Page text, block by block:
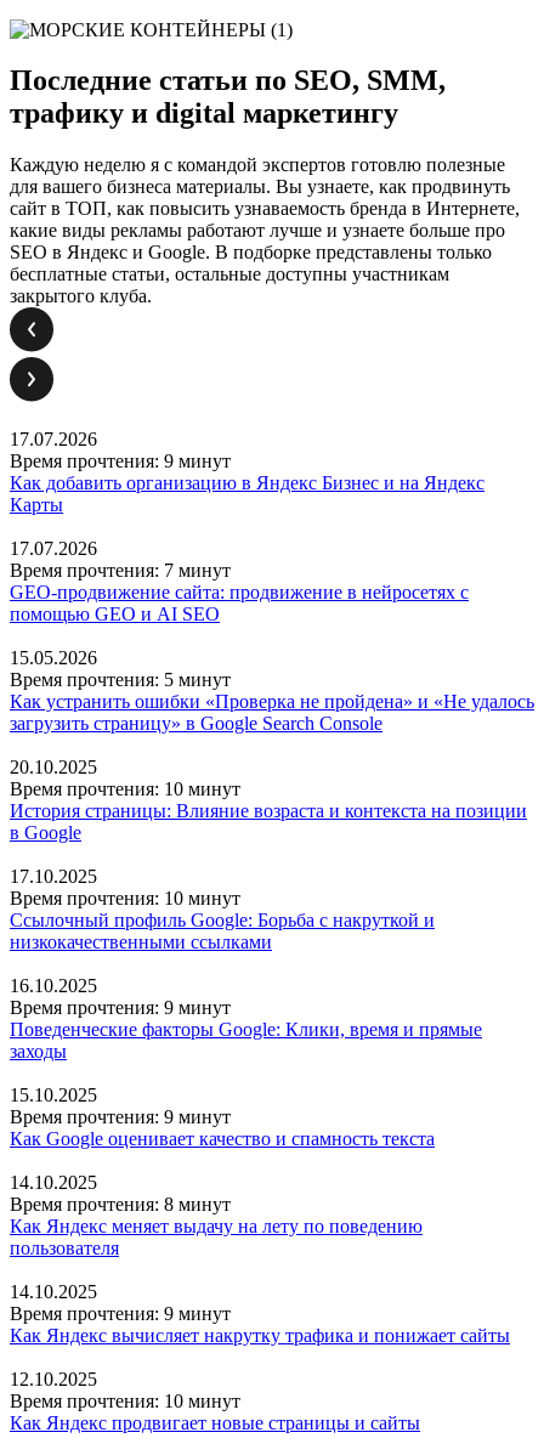
Последние статьи по SEO, SMM,
трафику и digital маркетингу
Каждую неделю я с командой экспертов готовлю полезные
для вашего бизнеса материалы. Вы узнаете, как продвинуть
сайт в ТОП, как повысить узнаваемость бренда в Интернете,
какие виды рекламы работают лучше и узнаете больше про
SEO в Яндекс и Google. В подборке представлены только
бесплатные статьи, остальные доступны участникам
закрытого клуба.
17.07.2026
Время прочтения: 9 минут
Как добавить организацию в Яндекс Бизнес и на Яндекс
Карты
17.07.2026
Время прочтения: 7 минут
GEO-продвижение сайта: продвижение в нейросетях с
помощью GEO и AI SEO
15.05.2026
Время прочтения: 5 минут
Как устранить ошибки «Проверка не пройдена» и «Не удалось
загрузить страницу» в Google Search Console
20.10.2025
Время прочтения: 10 минут
История страницы: Влияние возраста и контекста на позиции
в Google
17.10.2025
Время прочтения: 10 минут
Ссылочный профиль Google: Борьба с накруткой и
низкокачественными ссылками
16.10.2025
Время прочтения: 9 минут
Поведенческие факторы Google: Клики, время и прямые
заходы
15.10.2025
Время прочтения: 9 минут
Как Google оценивает качество и спамность текста
14.10.2025
Время прочтения: 8 минут
Как Яндекс меняет выдачу на лету по поведению
пользователя
14.10.2025
Время прочтения: 9 минут
Как Яндекс вычисляет накрутку трафика и понижает сайты
12.10.2025
Время прочтения: 10 минут
Как Яндекс продвигает новые страницы и сайты